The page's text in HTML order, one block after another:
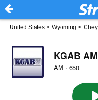
United States > Wyoming >
KGAB
AM · 650